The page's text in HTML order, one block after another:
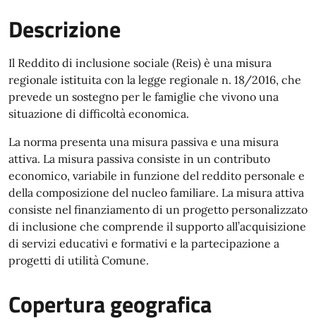
Descrizione
Il Reddito di inclusione sociale (Reis) è una misura
regionale istituita con la legge regionale n. 18/2016, che
prevede un sostegno per le famiglie che vivono una
situazione di difficoltà economica.
La norma presenta una misura passiva e una misura
attiva. La misura passiva consiste in un contributo
economico, variabile in funzione del reddito personale e
della composizione del nucleo familiare. La misura attiva
consiste nel finanziamento di un progetto personalizzato
di inclusione che comprende il supporto all’acquisizione
di servizi educativi e formativi e la partecipazione a
progetti di utilità Comune.
Copertura geografica